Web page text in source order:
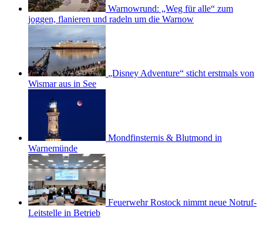
Warnowrund: „Weg für alle“ zum
joggen, flanieren und radeln um die Warnow
„Disney Adventure“ sticht erstmals von
Wismar aus in See
Mondfinsternis & Blutmond in
Warnemünde
Feuerwehr Rostock nimmt neue Notruf-
Leitstelle in Betrieb